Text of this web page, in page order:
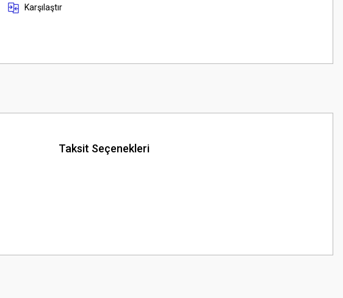
Karşılaştır
Taksit Seçenekleri